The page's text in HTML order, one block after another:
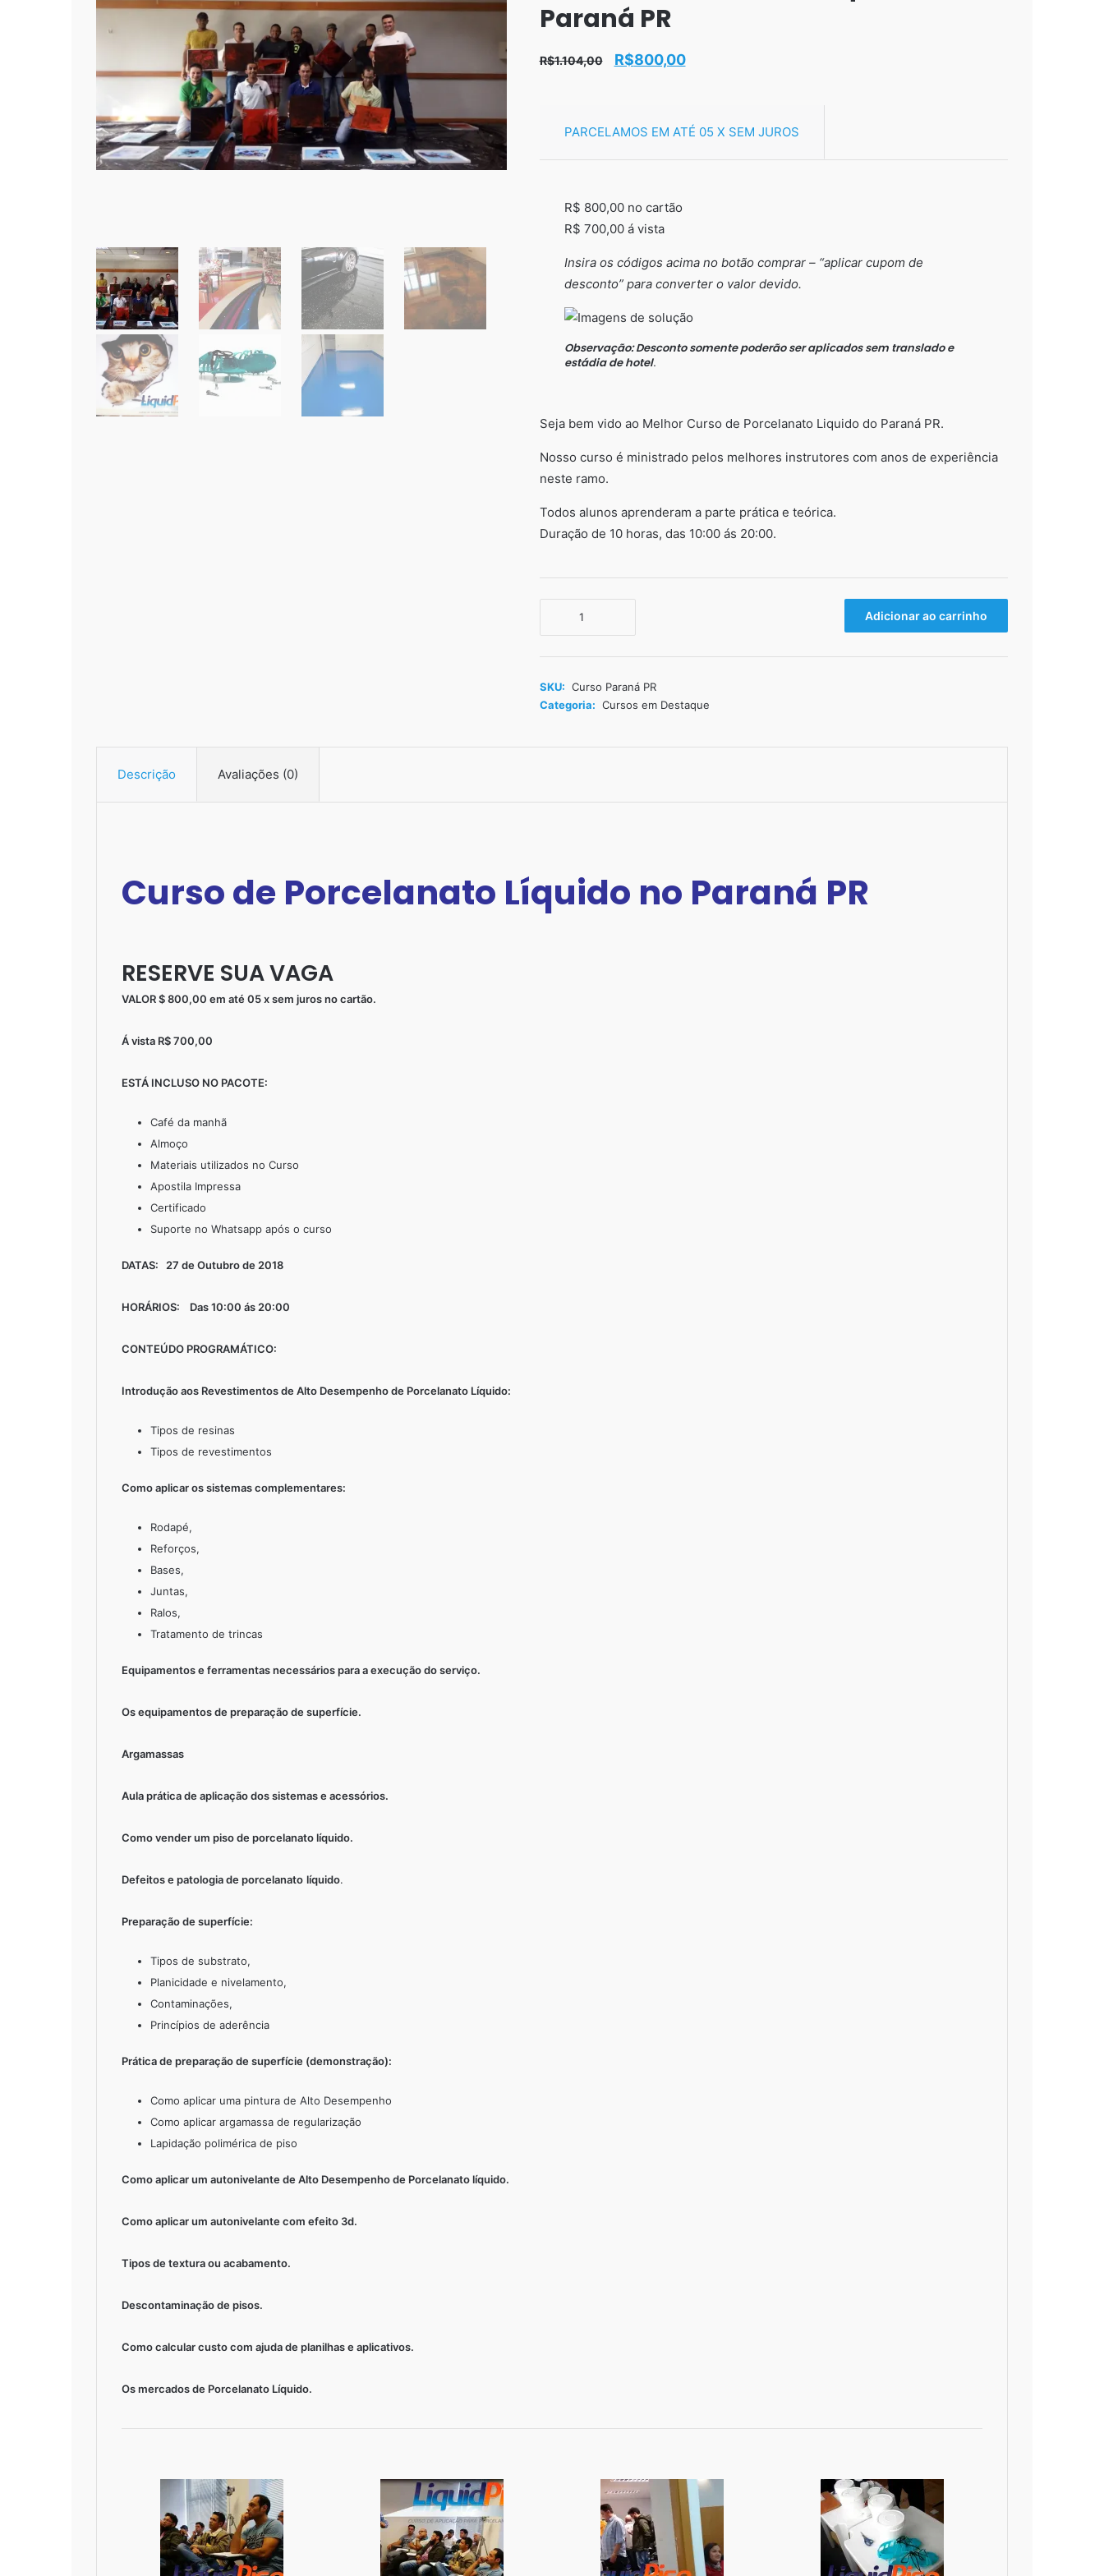
Paraná PR
R$1.104,00
O
era:
R$1.104,00.
R$800,00O
é:
R$800,00.
PARCELAMOS EM ATÉ 05 X SEM JUROS
R$ 800,00 no cartão
R$ 700,00 á vista
Insira os códigos acima no botão comprar – “aplicar cupom de
desconto” para converter o valor devido.
Observação: Desconto somente poderão ser aplicados sem translado e
estádia de hotel.
Seja bem vido ao Melhor Curso de Porcelanato Liquido do Paraná PR.
Nosso curso é ministrado pelos melhores instrutores com anos de experiência
neste ramo.
Todos alunos aprenderam a parte prática e teórica.
Duração de 10 horas, das 10:00 ás 20:00.
Líquido
PR
quantidade
Adicionar ao carrinho
SKU: Curso Paraná PR
Categoria: Cursos em Destaque
Descrição Avaliações (0)
Curso de Porcelanato Líquido no Paraná PR
RESERVE SUA VAGA
VALOR $ 800,00 em até 05 x sem juros no cartão.
Á vista R$ 700,00
ESTÁ INCLUSO NO PACOTE:
Café da manhã
Almoço
Materiais utilizados no Curso
Apostila Impressa
Certificado
Suporte no Whatsapp após o curso
DATAS: 27 de Outubro de 2018
HORÁRIOS: Das 10:00 ás 20:00
CONTEÚDO PROGRAMÁTICO:
Introdução aos Revestimentos de Alto Desempenho de Porcelanato Líquido:
Tipos de resinas
Tipos de revestimentos
Como aplicar os sistemas complementares:
Rodapé,
Reforços,
Bases,
Juntas,
Ralos,
Tratamento de trincas
Equipamentos e ferramentas necessários para a execução do serviço.
Os equipamentos de preparação de superfície.
Argamassas
Aula prática de aplicação dos sistemas e acessórios.
Como vender um piso de porcelanato líquido.
Defeitos e patologia de porcelanato líquido.
Preparação de superfície:
Tipos de substrato,
Planicidade e nivelamento,
Contaminações,
Princípios de aderência
Prática de preparação de superfície (demonstração):
Como aplicar uma pintura de Alto Desempenho
Como aplicar argamassa de regularização
Lapidação polimérica de piso
Como aplicar um autonivelante de Alto Desempenho de Porcelanato líquido.
Como aplicar um autonivelante com efeito 3d.
Tipos de textura ou acabamento.
Descontaminação de pisos.
Como calcular custo com ajuda de planilhas e aplicativos.
Os mercados de Porcelanato Líquido.